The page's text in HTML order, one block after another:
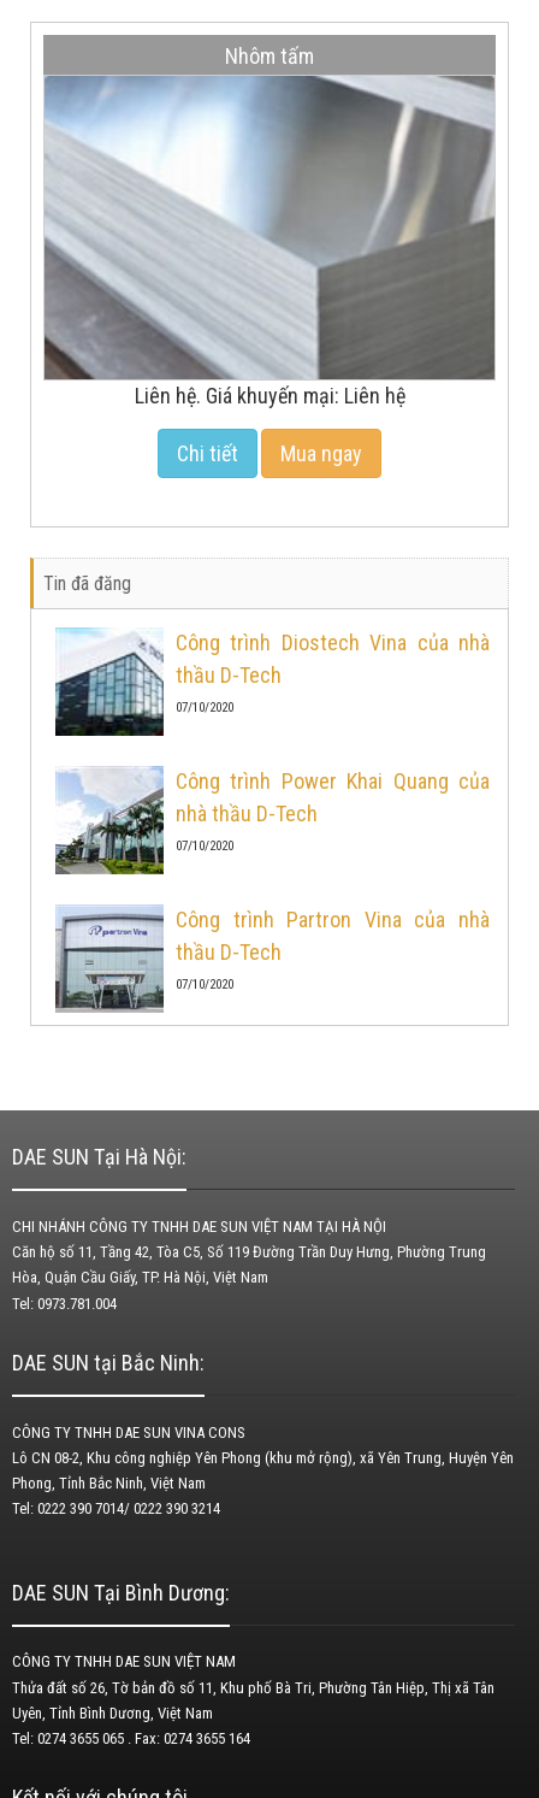
Nhôm tấm
Liên hệ. Giá khuyến mại: Liên hệ
Chi tiết Mua ngay
Tin đã đăng
Công trình Diostech Vina của nhà
thầu D-Tech
07/10/2020
Công trình Power Khai Quang của
nhà thầu D-Tech
07/10/2020
Công trình Partron Vina của nhà
thầu D-Tech
07/10/2020
DAE SUN Tại Hà Nội:
CHI NHÁNH CÔNG TY TNHH DAE SUN VIỆT NAM TẠI HÀ NỘI
Căn hộ số 11, Tầng 42, Tòa C5, Số 119 Đường Trần Duy Hưng, Phường Trung
Hòa, Quận Cầu Giấy, TP. Hà Nội, Việt Nam
Tel: 0973.781.004
DAE SUN tại Bắc Ninh:
CÔNG TY TNHH DAE SUN VINA CONS
Lô CN 08-2, Khu công nghiệp Yên Phong (khu mở rộng), xã Yên Trung, Huyện Yên
Phong, Tỉnh Bắc Ninh, Việt Nam
Tel: 0222 390 7014/ 0222 390 3214
DAE SUN Tại Bình Dương:
CÔNG TY TNHH DAE SUN VIỆT NAM
Thửa đất số 26, Tờ bản đồ số 11, Khu phố Bà Tri, Phường Tân Hiệp, Thị xã Tân
Uyên, Tỉnh Bình Dương, Việt Nam
Tel: 0274 3655 065 . Fax: 0274 3655 164